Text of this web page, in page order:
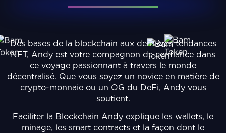
Des bases de la blockchain aux dernières tendances
NFT, Andy est votre compagnon de confiance dans
ce voyage passionnant à travers le monde
décentralisé. Que vous soyez un novice en matière de
crypto-monnaie ou un OG du DeFi, Andy vous
soutient.
Faciliter la Blockchain Andy explique les wallets, le
minage, les smart contracts et la façon dont le